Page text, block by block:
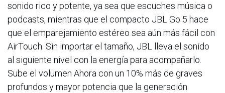
sonido rico y potente, ya sea que escuches música o
podcasts, mientras que el compacto JBL Go 5 hace
que el emparejamiento estéreo sea aún más fácil con
AirTouch. Sin importar el tamaño, JBL lleva el sonido
al siguiente nivel con la energía para acompañarlo.
Sube el volumen Ahora con un 10% más de graves
profundos y mayor potencia que la generación